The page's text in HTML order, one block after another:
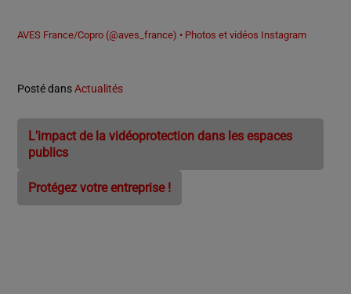
AVES France/Copro (@aves_france) • Photos et vidéos Instagram
Posté dansActualités
L’impact de la vidéoprotection dans les espaces
publics
Protégez votre entreprise !